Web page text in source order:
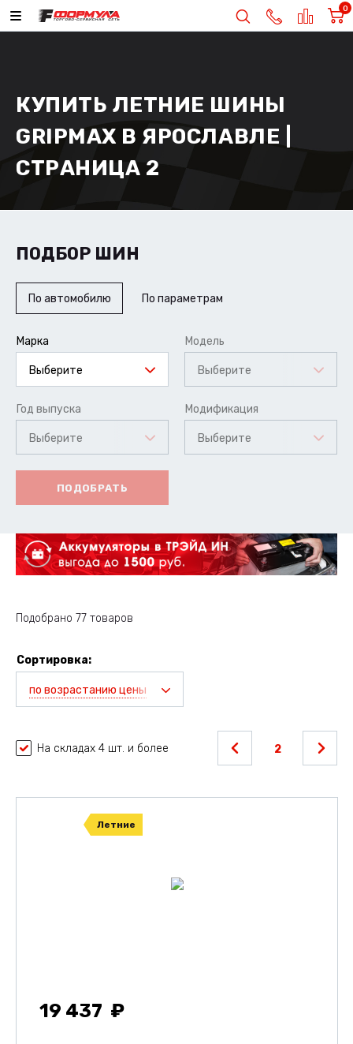
0
КУПИТЬ ЛЕТНИЕ ШИНЫ
GRIPMAX В ЯРОСЛАВЛЕ |
СТРАНИЦА 2
ПОДБОР ШИН
По автомобилю По параметрам
Марка
Выберите
Модель
Выберите
Год выпуска
Выберите
Модификация
Выберите
ПОДОБРАТЬ
Подобрано 77 товаров
Сортировка:
по возрастанию цены
На складах 4 шт. и более 2
Летние
19 437